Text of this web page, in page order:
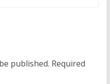
published. Required